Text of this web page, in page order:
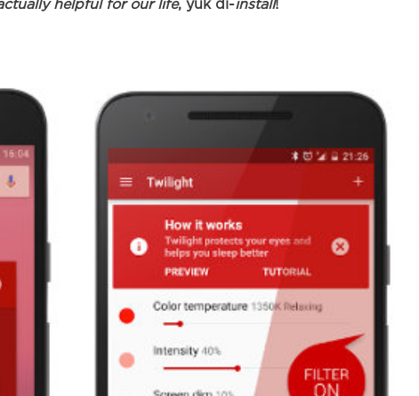
helpful for our life, yuk di-install!